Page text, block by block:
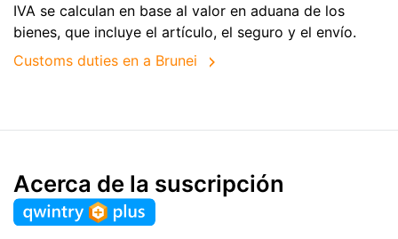
IVA se calculan en base al valor en aduana de los
bienes, que incluye el artículo, el seguro y el envío.
Customs duties en a Brunei
Acerca de la suscripción